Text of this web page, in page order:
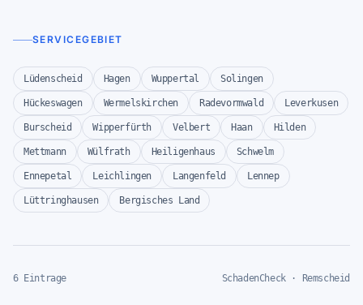
SERVICEGEBIET
Lüdenscheid Hagen Wuppertal Solingen
Hückeswagen Wermelskirchen Radevormwald Leverkusen
Burscheid Wipperfürth Velbert Haan Hilden
Mettmann Wülfrath Heiligenhaus Schwelm
Ennepetal Leichlingen Langenfeld Lennep
Lüttringhausen Bergisches Land
6 Eintrage SchadenCheck · Remscheid